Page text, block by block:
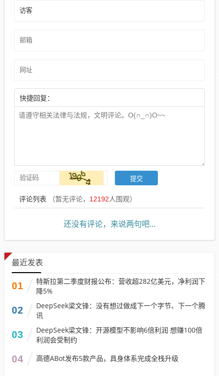
快捷回复：
评论列表 （暂无评论， 12192人围观）
还没有评论，来说两句吧...
最近发表
01
特斯拉第二季度财报公布：营收超282亿美元，净利润下
降5%
02
DeepSeek梁文锋：没有想过做成下一个字节、下一个腾
讯
03
DeepSeek梁文锋：开源模型不影响6倍利润 想赚100倍
利润会受制约
04 高德ABot发布5款产品，具身体系完成全栈升级